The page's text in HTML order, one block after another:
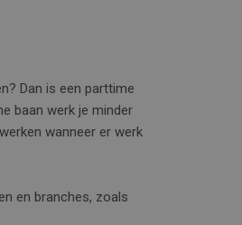
Dan is een parttime
baan werk je minder
wanneer er werk
en branches, zoals